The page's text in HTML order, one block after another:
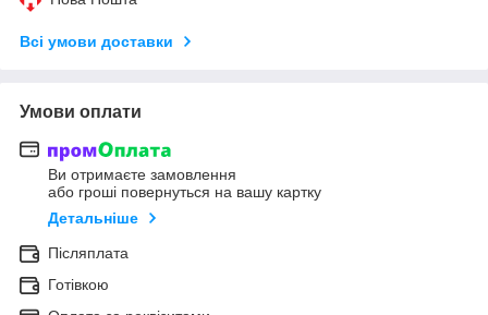
Всі умови доставки
Умови оплати
Ви отримаєте замовлення
або гроші повернуться на вашу картку
Детальніше
Післяплата
Готівкою